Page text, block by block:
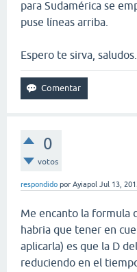
para Sudamérica se
puse líneas arriba.
Espero te sirva, saludos.
0
votos
respondido por Ayiapol Jul 13,
Me encanto la formula
habria que tener en
aplicarla) es que la D
reduciendo en el